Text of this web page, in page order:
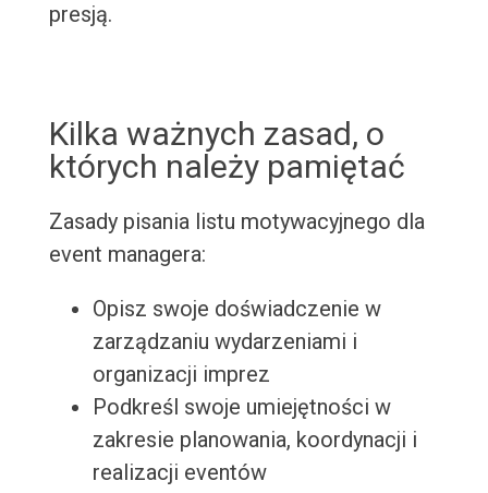
presją.
Kilka ważnych zasad, o
których należy pamiętać
Zasady pisania listu motywacyjnego dla
event managera:
Opisz swoje doświadczenie w
zarządzaniu wydarzeniami i
organizacji imprez
Podkreśl swoje umiejętności w
zakresie planowania, koordynacji i
realizacji eventów